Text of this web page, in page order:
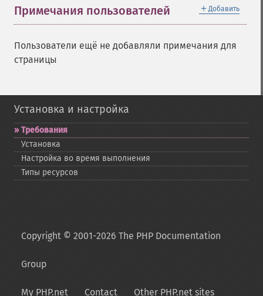
＋ Добавить
Примечания пользователей
Пользователи ещё не добавляли примечания для
страницы
Установка и настройка
Требования
Установка
Настройка во время выполнения
Типы ресурсов
Copyright © 2001-2026 The PHP Documentation
Group
My PHP.net Contact Other PHP.net sites